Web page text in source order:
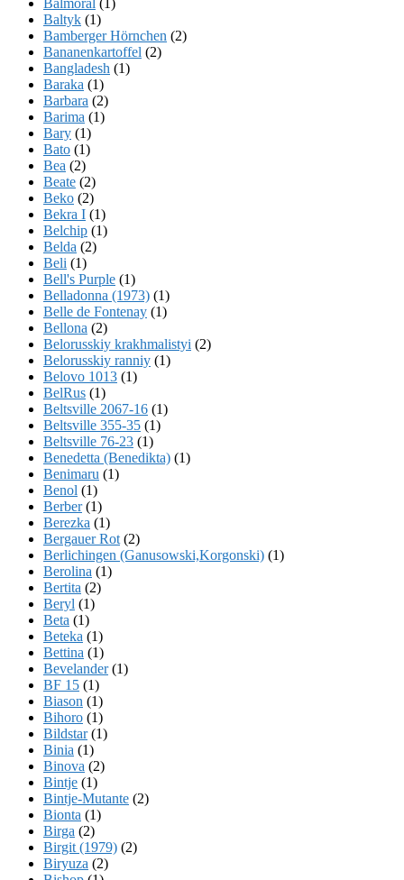
Baltyk (1)
Bamberger Hörnchen (2)
Bananenkartoffel (2)
Bangladesh (1)
Baraka (1)
Barbara (2)
Barima (1)
Bary (1)
Bato (1)
Bea (2)
Beate (2)
Beko (2)
Bekra I (1)
Belchip (1)
Belda (2)
Beli (1)
Bell's Purple (1)
Belladonna (1973) (1)
Belle de Fontenay (1)
Bellona (2)
Belorusskiy krakhmalistyi (2)
Belorusskiy ranniy (1)
Belovo 1013 (1)
BelRus (1)
Beltsville 2067-16 (1)
Beltsville 355-35 (1)
Beltsville 76-23 (1)
Benedetta (Benedikta) (1)
Benimaru (1)
Benol (1)
Berber(1)
Berezka (1)
Bergauer Rot (2)
Berlichingen (Ganusowski,Korgonski) (1)
Berolina (1)
Bertita (2)
Beryl (1)
Beta (1)
Beteka (1)
Bettina (1)
Bevelander(1)
BF 15 (1)
Biason (1)
Bihoro (1)
Bildstar(1)
Binia (1)
Binova (2)
Bintje (1)
Bintje-Mutante (2)
Bionta (1)
Birga (2)
Birgit (1979) (2)
Biryuza (2)